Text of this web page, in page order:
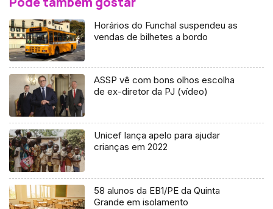
Horários do Funchal suspendeu as
vendas de bilhetes a bordo
ASSP vê com bons olhos escolha
de ex-diretor da PJ (vídeo)
Unicef lança apelo para ajudar
crianças em 2022
58 alunos da EB1/PE da Quinta
Grande em isolamento